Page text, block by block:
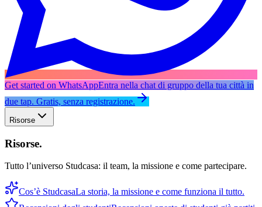
Get started on WhatsAppEntra nella chat di gruppo della tua città in
due tap. Gratis, senza registrazione.
Risorse
Risorse.
Tutto l’universo Studcasa: il team, la missione e come partecipare.
Cos’è StudcasaLa storia, la missione e come funziona il tutto.